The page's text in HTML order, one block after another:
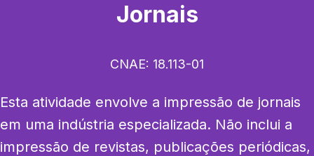
Jornais
CNAE: 18.113-01
Esta atividade envolve a impressão de jornais
em uma indústria especializada. Não inclui a
impressão de revistas, publicações periódicas,